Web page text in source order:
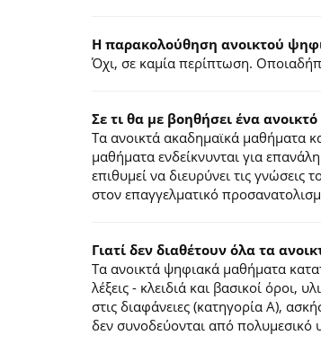
Η παρακολούθηση ανοικτού
Όχι, σε καμία περίπτωση.
Σε τι θα με βοηθήσει ένα
Τα ανοικτά ακαδημαϊκά μαθήματα
μαθήματα ενδείκνυνται για
επιθυμεί να διευρύνει τις
στον επαγγελματικό
Γιατί δεν διαθέτουν όλα τα
Τα ανοικτά ψηφιακά μαθήματα
λέξεις - κλειδιά και βασικοί όροι,
στις διαφάνειες (κατηγορία Α),
δεν συνοδεύονται από πολυμεσικό